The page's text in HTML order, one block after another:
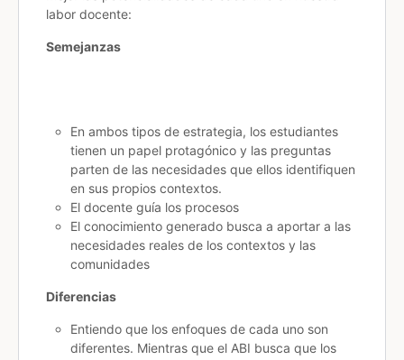
labor docente:
Semejanzas
En ambos tipos de estrategia, los estudiantes
tienen un papel protagónico y las preguntas
parten de las necesidades que ellos identifiquen
en sus propios contextos.
El docente guía los procesos
El conocimiento generado busca a aportar a las
necesidades reales de los contextos y las
comunidades
Diferencias
Entiendo que los enfoques de cada uno son
diferentes. Mientras que el ABI busca que los